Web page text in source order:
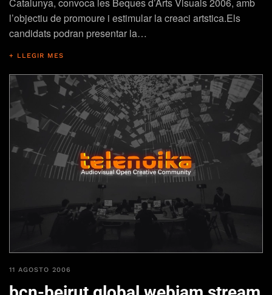
l’objectiu de promoure i estimular la creaci artstica.Els
candidats podran presentar la…
+ LLEGIR MES
11 AGOSTO 2006